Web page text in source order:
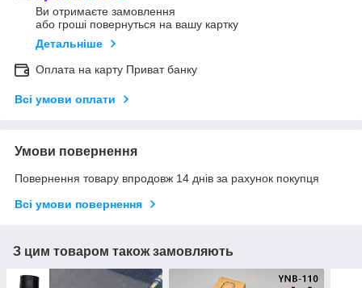
Ви отримаєте замовлення
або гроші повернуться на вашу картку
Детальніше
Оплата на карту Приват банку
Всі умови оплати
Умови повернення
Повернення товару впродовж 14 днів за рахунок покупця
Всі умови повернення
З цим товаром також замовляють